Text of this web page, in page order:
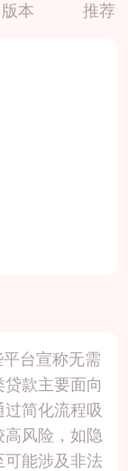
版本 推荐
台宣称无需
款主要面向
简化流程吸
风险，如隐
能涉及非法